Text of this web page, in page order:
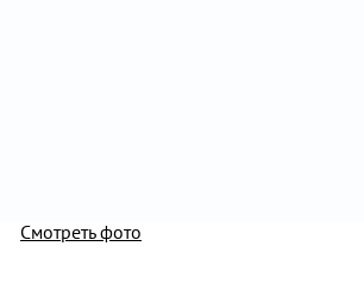
Смотреть фото